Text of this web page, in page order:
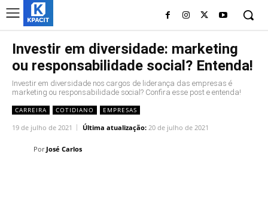
Investir em diversidade: marketing
ou responsabilidade social? Entenda!
Investir em diversidade nos cargos de liderança das empresas é
marketing ou responsabilidade social? Confira esse post e entenda!
CARREIRA COTIDIANO EMPRESAS
19 de julho de 2021 Última atualização: 20 de julho de 2021
Por José Carlos